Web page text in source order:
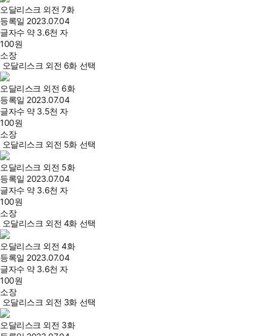
오달리스크 외전 7화
등록일 2023.07.04
글자수 약 3.6천 자
100원
소장
오달리스크 외전 6화 선택
오달리스크 외전 6화
등록일 2023.07.04
글자수 약 3.5천 자
100원
소장
오달리스크 외전 5화 선택
오달리스크 외전 5화
등록일 2023.07.04
글자수 약 3.6천 자
100원
소장
오달리스크 외전 4화 선택
오달리스크 외전 4화
등록일 2023.07.04
글자수 약 3.6천 자
100원
소장
오달리스크 외전 3화 선택
오달리스크 외전 3화